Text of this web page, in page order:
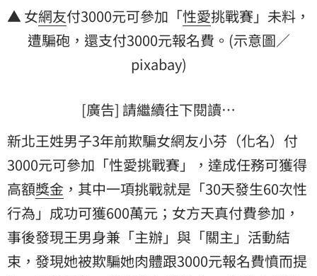
▲ 女網友付3000元可參加「性愛挑戰賽」未料，
遭騙砲，還支付3000元報名費。(示意圖／
pixabay)
[廣告] 請繼續往下閱讀…
新北王姓男子3年前欺騙女網友小芬（化名）付
3000元可參加「性愛挑戰賽」，達成任務可獲得
高額獎金 ，其中一項挑戰就是「30天發生60次性
行為 」成功可獲600萬元；女方天真付費參加，
事後發現王男身兼「主辦」與「關主」活動結
束，發現她被欺騙她肉體跟3000元報名費憤而提